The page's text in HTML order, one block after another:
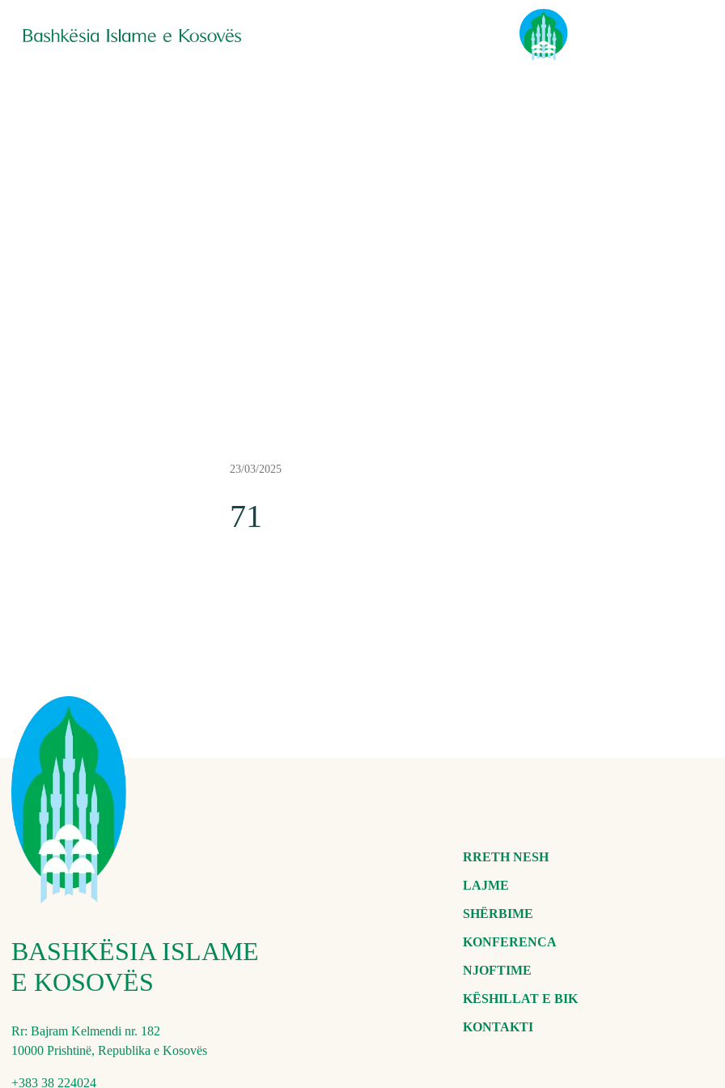
23/03/2025
71
BASHKËSIA ISLAME
E KOSOVËS
Rr: Bajram Kelmendi nr. 182
10000 Prishtinë, Republika e Kosovës
+383 38 224024
RRETH NESH
LAJME
SHËRBIME
KONFERENCA
NJOFTIME
KËSHILLAT E BIK
KONTAKTI